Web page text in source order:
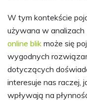
W tym kontekście
używana w
online blik może się
wygodnych
dotyczących
interesuje nas raczej,
wpływają na